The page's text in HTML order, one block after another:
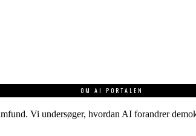
OM AI PORTALEN
Vi undersøger, hvordan AI forandrer